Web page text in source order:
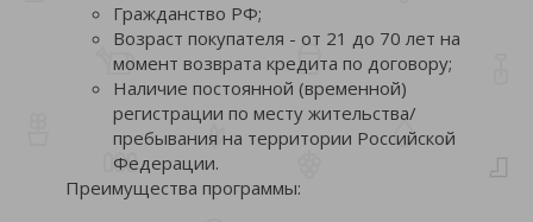
Гражданство РФ;
Возраст покупателя - от 21 до 70 лет на
момент возврата кредита по договору;
Наличие постоянной (временной)
регистрации по месту жительства/
пребывания на территории Российской
Федерации.
Преимущества программы: